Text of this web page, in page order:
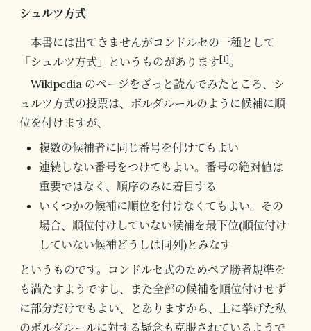
シュルツ方式
本書には出てきませんがコンドルセの一種として
「シュルツ方式」というものがあります[1]。
Wikipedia のページをざっと読んでみたところ、シ
ュルツ方式の投票は、ボルダルールのように候補に順
位を付けますが、
複数の候補者に同じ番号を付けてもよい
連続しない番号をつけてもよい。番号の絶対値は
重要ではなく、順序のみに着目する
いくつかの候補に順位を付けなくてもよい。その
場合、順位付けしていない候補を最下位(順位付け
していない候補どうしは同列)とみなす
というものです。コンドルセ式のためペア勝者規準を
も満たすようですし、また全部の候補を順位付けせず
に部分だけでもよい、とありますから、上に挙げた私
のボルダルールに対する疑念も克服されているようで